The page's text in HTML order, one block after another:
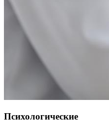
Психологические